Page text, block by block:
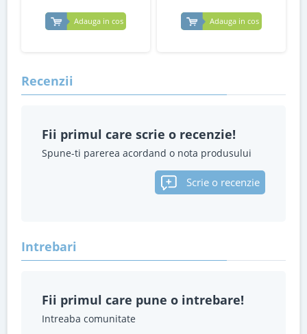
Adauga in cos Adauga in cos
Recenzii
Fii primul care scrie o recenzie!
Spune-ti parerea acordand o nota produsului
Scrie o recenzie
Intrebari
Fii primul care pune o intrebare!
Intreaba comunitate